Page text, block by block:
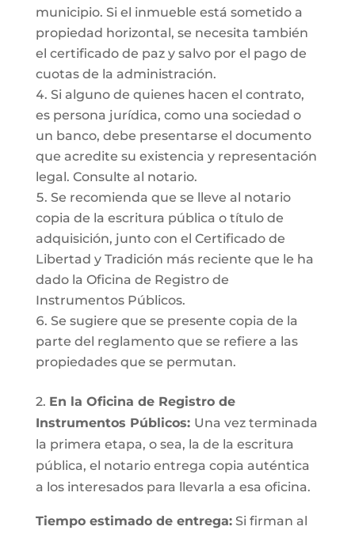
municipio. Si el inmueble está sometido a
propiedad horizontal, se necesita también
el certificado de paz y salvo por el pago de
cuotas de la administración.
Si alguno de quienes hacen el contrato,
es persona jurídica, como una sociedad o
un banco, debe presentarse el documento
que acredite su existencia y representación
legal. Consulte al notario.
Se recomienda que se lleve al notario
copia de la escritura pública o título de
adquisición, junto con el Certificado de
Libertad y Tradición más reciente que le ha
dado la Oficina de Registro de
Instrumentos Públicos.
Se sugiere que se presente copia de la
parte del reglamento que se refiere a las
propiedades que se permutan.
2. En la Oficina de Registro de
Instrumentos Públicos: Una vez terminada
la primera etapa, o sea, la de la escritura
pública, el notario entrega copia auténtica
a los interesados para llevarla a esa oficina.
Tiempo estimado de entrega:Si firman al